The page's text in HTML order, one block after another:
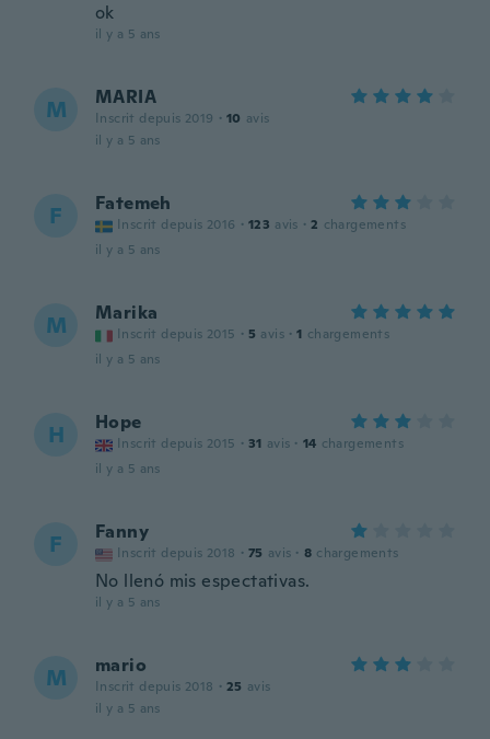
ok
il y a 5 ans
M MARIA
Inscrit depuis 2019 · 10 avis
il y a 5 ans
F Fatemeh
Inscrit depuis 2016 · 123 avis · 2 chargements
il y a 5 ans
M Marika
Inscrit depuis 2015 · 5 avis · 1 chargements
il y a 5 ans
H Hope
Inscrit depuis 2015 · 31 avis · 14 chargements
il y a 5 ans
F Fanny
Inscrit depuis 2018 · 75 avis · 8 chargements
No llenó mis espectativas.
il y a 5 ans
M mario
Inscrit depuis 2018 · 25 avis
il y a 5 ans